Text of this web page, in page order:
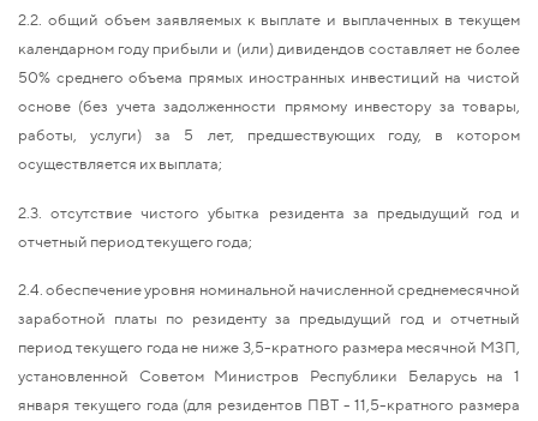
2.2. общий объем заявляемых к выплате и выплаченных в текущем
календарном году прибыли и (или) дивидендов составляет не более
50% среднего объема прямых иностранных инвестиций на чистой
основе (без учета задолженности прямому инвестору за товары,
работы, услуги) за 5 лет, предшествующих году, в котором
осуществляется их выплата;
2.3. отсутствие чистого убытка резидента за предыдущий год и
отчетный период текущего года;
2.4. обеспечение уровня номинальной начисленной среднемесячной
заработной платы по резиденту за предыдущий год и отчетный
период текущего года не ниже 3,5-кратного размера месячной МЗП,
установленной Советом Министров Республики Беларусь на 1
января текущего года (для резидентов ПВТ - 11,5-кратного размера